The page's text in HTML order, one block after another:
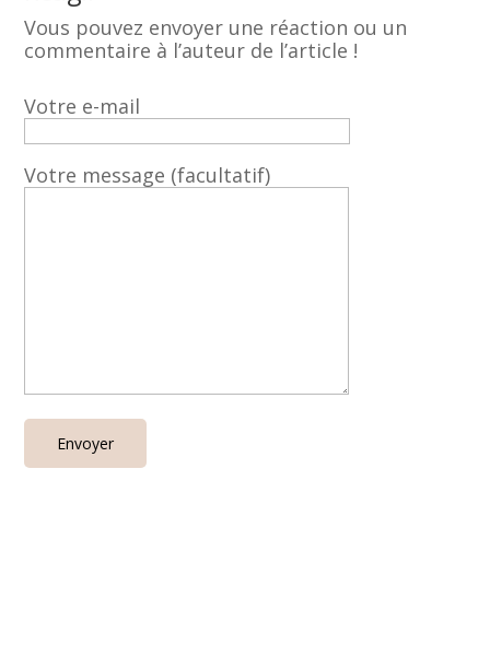
Vous pouvez envoyer une réaction ou un
commentaire à l’auteur de l’article !
Votre e-mail
Votre message (facultatif)